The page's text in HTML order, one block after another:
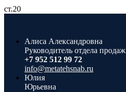
ст.20
Алиса Александровна
Руководитель отдела продаж
+7 952 512 99 72
info@metatehsnab.ru
Юлия
Юрьевна